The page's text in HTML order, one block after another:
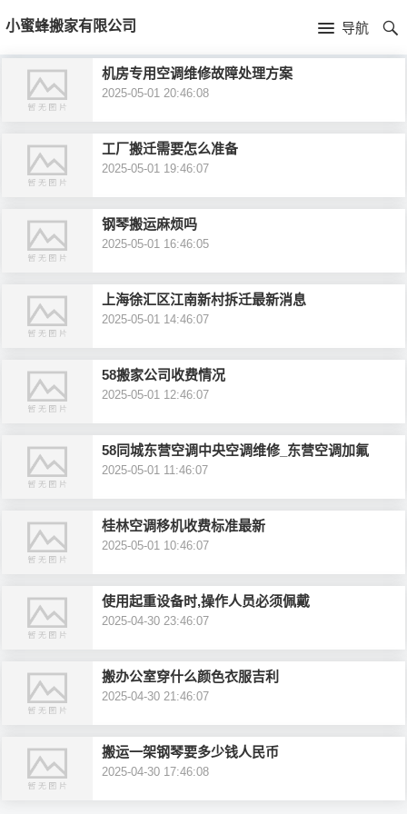
小蜜蜂搬家有限公司 导航
首
机房专用空调维修故障处理方案
2025-05-01 20:46:08
工厂搬迁需要怎么准备
2025-05-01 19:46:07
钢琴搬运麻烦吗
2025-05-01 16:46:05
上海徐汇区江南新村拆迁最新消息
2025-05-01 14:46:07
58搬家公司收费情况
2025-05-01 12:46:07
58同城东营空调中央空调维修_东营空调加氟
2025-05-01 11:46:07
桂林空调移机收费标准最新
2025-05-01 10:46:07
使用起重设备时,操作人员必须佩戴
2025-04-30 23:46:07
搬办公室穿什么颜色衣服吉利
2025-04-30 21:46:07
搬运一架钢琴要多少钱人民币
2025-04-30 17:46:08